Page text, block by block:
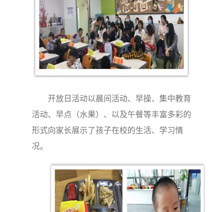
开放日活动以晨间活动、早操、集中教育
活动、早点（水果）、以及午餐等丰富多彩的
形式向家长展示了孩子在校的生活、学习情
况。